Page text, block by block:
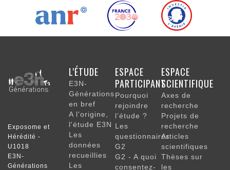
NAVIGATION
PRINCIPALE
L'ÉTUDE
E3N-
Générations
en bref
A l'origine,
l'étude E3N
Les
données
recueillies
Les
ESPACE
PARTICIPANT
Pourquoi
rejoindre
l’étude ?
Les
questionnaires
G2
G2 - A quoi
consentez-
ESPACE
SCIENTIFIQUE
Axes de
recherche
Projets de
recherche
Articles
scientifiques
Thèses sur
les
Exposome et
Hérédité -
U1018
E3N-
Générations